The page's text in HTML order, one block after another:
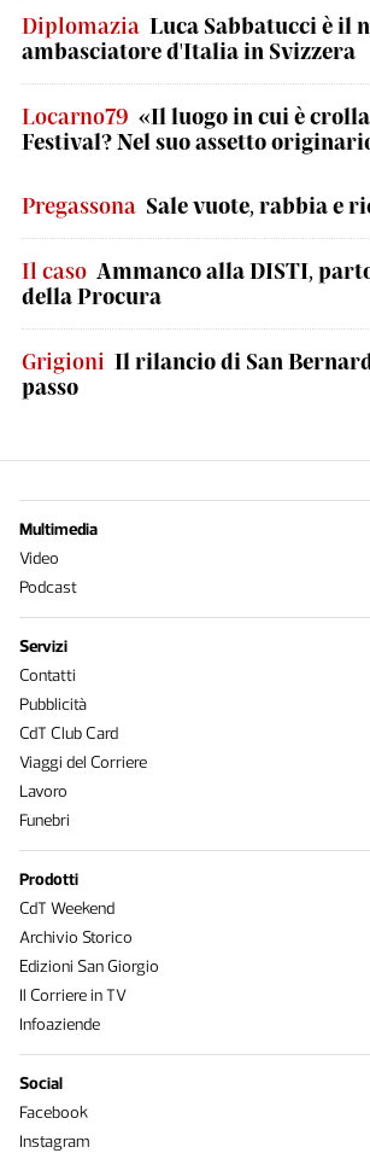
Diplomazia Luca Sabbatucci è il
ambasciatore d'Italia in Svizzera
Locarno79 «Il luogo in cui è
Festival? Nel suo assetto
Pregassona Sale vuote, rabbia e
Il caso Ammanco alla DISTI,
della Procura
Grigioni Il rilancio di San
passo
Multimedia
Video
Podcast
Servizi
Contatti
Pubblicità
CdT Club Card
Viaggi del Corriere
Lavoro
Funebri
Prodotti
CdT Weekend
Archivio Storico
Edizioni San Giorgio
Il Corriere in TV
Infoaziende
Social
Facebook
Instagram